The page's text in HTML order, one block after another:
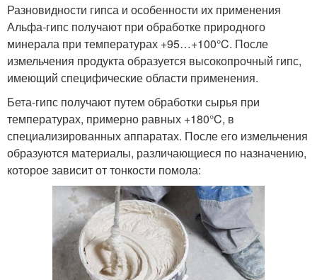
Разновидности гипса и особенности их применения
Альфа-гипс получают при обработке природного
минерала при температурах +95…+100°C. После
измельчения продукта образуется высокопрочный гипс,
имеющий специфические области применения.
Бета-гипс получают путем обработки сырья при
температурах, примерно равных +180°C, в
специализированных аппаратах. После его измельчения
образуются материалы, различающиеся по назначению,
которое зависит от тонкости помола: